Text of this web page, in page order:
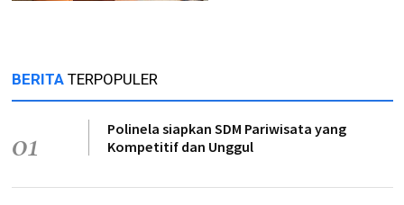
BERITA TERPOPULER
01
Polinela siapkan SDM Pariwisata yang
Kompetitif dan Unggul